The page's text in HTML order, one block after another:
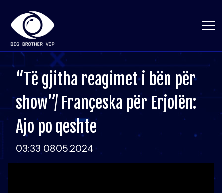
“Të gjitha reagimet i bën për
show”/ Françeska për Erjolën:
Ajo po qeshte
03:33 08.05.2024